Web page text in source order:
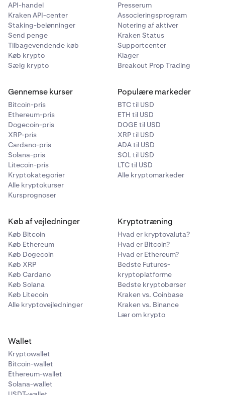
næste eller X hverdage – ikke understøttet
Sporingsnummer
IMAD/OMAD
15-cifret sporings-ID (TRN)
*Dette betyder ikke, at dine midler altid krediteres din
Kraken-konto samme dag. Vores finansieringsudbydere
kan have behov for at foretage yderligere due diligence,
hvilket kan forsinke afregningen af dine midler.
Hvis din indbetaling mislykkes, fordi den blev sendt
som ACH i stedet for Fedwire, kan det tage op til 10
arbejdsdage, før midlerne vender tilbage til din
bankkonto.
elektronisk overførsel, hvis du bemærker følgende tegn:
• Overførslen er ikke angivet som "samme dag".
• Overførslen koster ikke 25–30 USD.
•
Du kan planlægge tilbagevendende betalinger eller
betalingsperioder.
•
Din bank kræver, at der sendes to mikroindbetalinger
(indbetalinger under én dollar) for at bekræfte
transaktionsbeløbene.
API-handel
Kraken API-center
Staking-belønninger
Send penge
Tilbagevendende køb
Køb krypto
Sælg krypto
Presserum
Associeringsprogram
Notering af aktiver
Kraken Status
Supportcenter
Klager
Breakout Prop Trading
Gennemse kurser
Bitcoin-pris
Ethereum-pris
Dogecoin-pris
XRP-pris
Cardano-pris
Solana-pris
Litecoin-pris
Kryptokategorier
Alle kryptokurser
Kursprognoser
Populære markeder
BTC til USD
ETH til USD
DOGE til USD
XRP til USD
ADA til USD
SOL til USD
LTC til USD
Alle kryptomarkeder
Køb af vejledninger
Køb Bitcoin
Køb Ethereum
Køb Dogecoin
Køb XRP
Køb Cardano
Køb Solana
Køb Litecoin
Alle kryptovejledninger
Kryptotræning
Hvad er kryptovaluta?
Hvad er Bitcoin?
Hvad er Ethereum?
Bedste Futures-
kryptoplatforme
Bedste kryptobørser
Kraken vs. Coinbase
Kraken vs. Binance
Lær om krypto
Wallet
Kryptowallet
Bitcoin-wallet
Ethereum-wallet
Solana-wallet